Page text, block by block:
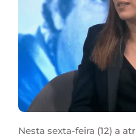
Nesta sexta-feira (12) a